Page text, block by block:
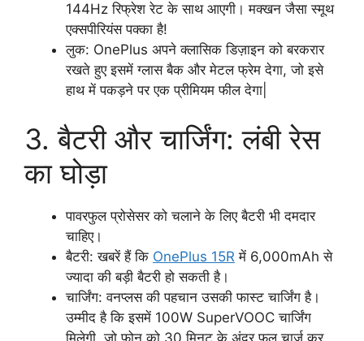
144Hz रिफ्रेश रेट के साथ आएगी। मक्खन जैसा स्मूथ
एक्सपीरियंस पक्का है!
लुक: OnePlus अपने क्लासिक डिज़ाइन को बरकरार
रखते हुए इसमें ग्लास बैक और मेटल फ्रेम देगा, जो इसे
हाथ में पकड़ने पर एक प्रीमियम फील देगा|
3. बैटरी और चार्जिंग: लंबी रेस
का घोड़ा
पावरफुल प्रोसेसर को चलाने के लिए बैटरी भी दमदार
चाहिए।
बैटरी: खबरें हैं कि OnePlus 15R में 6,000mAh से
ज्यादा की बड़ी बैटरी हो सकती है।
चार्जिंग: वनप्लस की पहचान उसकी फास्ट चार्जिंग है।
उम्मीद है कि इसमें 100W SuperVOOC चार्जिंग
मिलेगी, जो फोन को 30 मिनट के अंदर फुल चार्ज कर